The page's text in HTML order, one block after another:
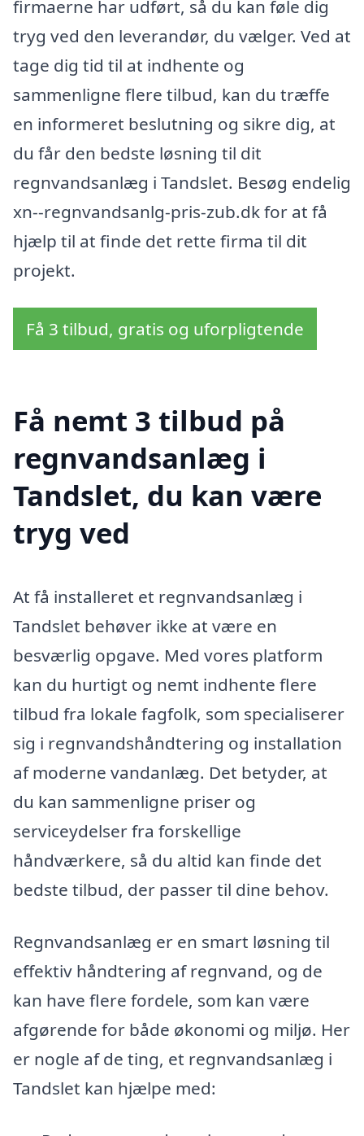
firmaerne har udført, så du kan føle dig
tryg ved den leverandør, du vælger. Ved at
tage dig tid til at indhente og
sammenligne flere tilbud, kan du træffe
en informeret beslutning og sikre dig, at
du får den bedste løsning til dit
regnvandsanlæg i Tandslet. Besøg endelig
xn--regnvandsanlg-pris-zub.dk for at få
hjælp til at finde det rette firma til dit
projekt.
Få 3 tilbud, gratis og uforpligtende
Få nemt 3 tilbud på
regnvandsanlæg i
Tandslet, du kan være
tryg ved
At få installeret et regnvandsanlæg i
Tandslet behøver ikke at være en
besværlig opgave. Med vores platform
kan du hurtigt og nemt indhente flere
tilbud fra lokale fagfolk, som specialiserer
sig i regnvandshåndtering og installation
af moderne vandanlæg. Det betyder, at
du kan sammenligne priser og
serviceydelser fra forskellige
håndværkere, så du altid kan finde det
bedste tilbud, der passer til dine behov.
Regnvandsanlæg er en smart løsning til
effektiv håndtering af regnvand, og de
kan have flere fordele, som kan være
afgørende for både økonomi og miljø. Her
er nogle af de ting, et regnvandsanlæg i
Tandslet kan hjælpe med: